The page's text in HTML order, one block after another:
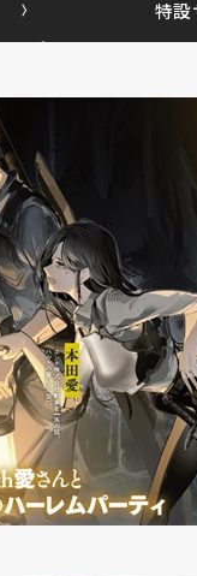
特設